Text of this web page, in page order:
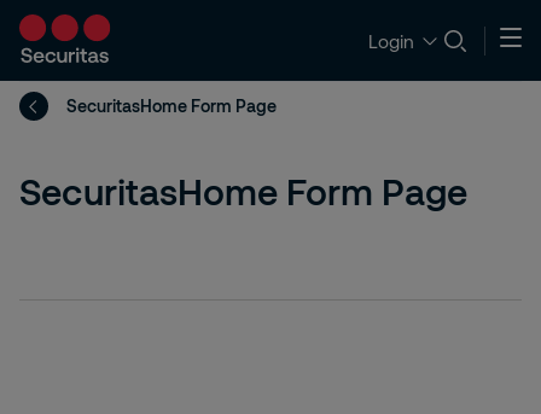
Login
SecuritasHome Form Page
SecuritasHome Form Page